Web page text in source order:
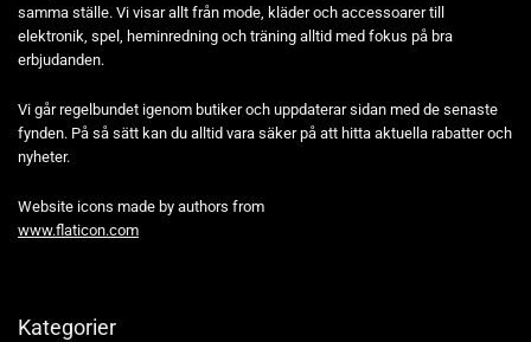
samma ställe. Vi visar allt från mode, kläder och accessoarer till
elektronik, spel, heminredning och träning alltid med fokus på bra
erbjudanden.
Vi går regelbundet igenom butiker och uppdaterar sidan med de senaste
fynden. På så sätt kan du alltid vara säker på att hitta aktuella rabatter och
nyheter.
Website icons made by authors from
www.flaticon.com
Kategorier